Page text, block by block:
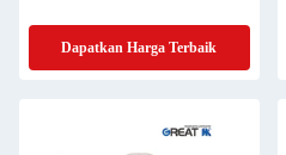
Dapatkan Harga Terbaik